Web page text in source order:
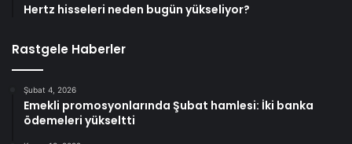
Hertz hisseleri neden bugün yükseliyor?
Rastgele Haberler
Şubat 4, 2026
Emekli promosyonlarında Şubat hamlesi: İki banka
ödemeleri yükseltti